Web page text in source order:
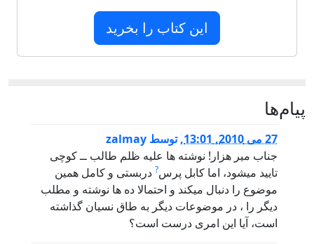
این کتاب را بخرید
,توسطzalmay
جناب مير هزار! نوشته ها عليه ظلم طالب ــ کوچی
تاييد ميشود، اما کابل پرس دربستی و کامل همين
موضوع را دنبال ميکند و احتمالا ده ها نوشته و مطلب
ديگر را ، در موضوعات ديگر به طاق نسيان گذاشته
است، آيا اين امری درست است؟